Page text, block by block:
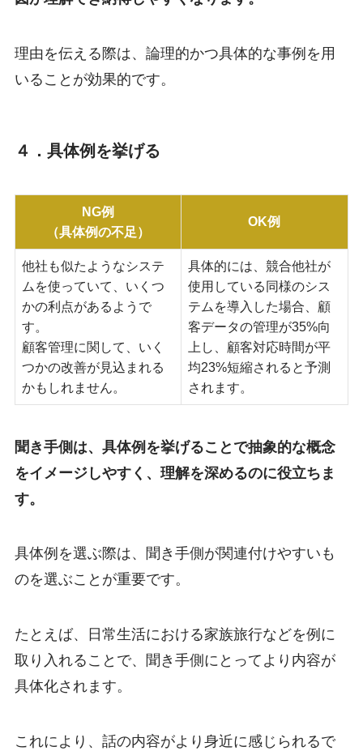
理由を伝える際は、論理的かつ具体的な事例を用
いることが効果的です。
４．具体例を挙げる
NG例
（具体例の不足）
OK例
他社も似たようなシステ
ムを使っていて、いくつ
かの利点があるようで
す。
顧客管理に関して、いく
つかの改善が見込まれる
かもしれません。
具体的には、競合他社が
使用している同様のシス
テムを導入した場合、顧
客データの管理が35%向
上し、顧客対応時間が平
均23%短縮されると予測
されます。
聞き手側は、具体例を挙げることで抽象的な概念
をイメージしやすく、理解を深めるのに役立ちま
す。
具体例を選ぶ際は、聞き手側が関連付けやすいも
のを選ぶことが重要です。
たとえば、日常生活における家族旅行などを例に
取り入れることで、聞き手側にとってより内容が
具体化されます。
これにより、話の内容がより身近に感じられるで